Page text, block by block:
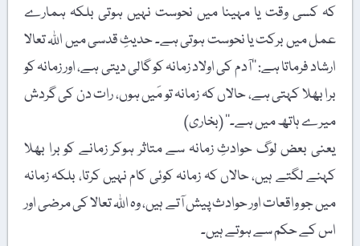
کہ کسی وقت یا مہینا میں نحوست نہیں ہوتی بلکہ ہمارے
عمل میں برکت یا نحوست ہوتی ہے۔ حدیثِ قدسی میں اللہ تعالا
ارشاد فرماتا ہے: ’’آدم کی اولاد زمانہ کو گالی دیتی ہے، اور زمانہ کو
برا بھلا کہتی ہے، حالاں کہ زمانہ تو مَیں ہوں، رات دن کی گردش
میرے ہاتھ میں ہے۔‘‘ (بخاری)
یعنی بعض لوگ حوادثِ زمانہ سے متاثر ہوکر زمانے کو برا بھلا
کہنے لگتے ہیں، حالاں کہ زمانہ کوئی کام نہیں کرتا، بلکہ زمانہ
میں جو واقعات اور حوادث پیش آتے ہیں، وہ اللہ تعالا کی مرضی اور
اس کے حکم سے ہوتے ہیں۔